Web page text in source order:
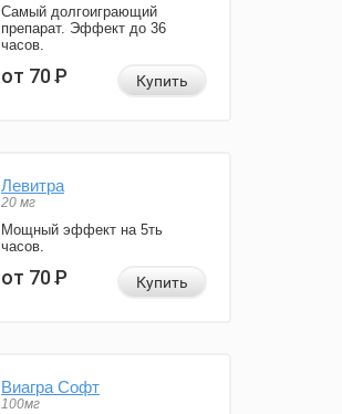
Самый долгоиграющий
препарат. Эффект до 36
часов.
от 70Р Купить
Левитра
20 мг
Мощный эффект на 5ть
часов.
от 70Р Купить
Виагра Софт
100мг